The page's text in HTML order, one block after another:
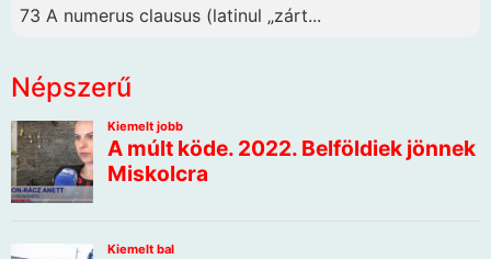
73 A numerus clausus (latinul „zárt...
Népszerű